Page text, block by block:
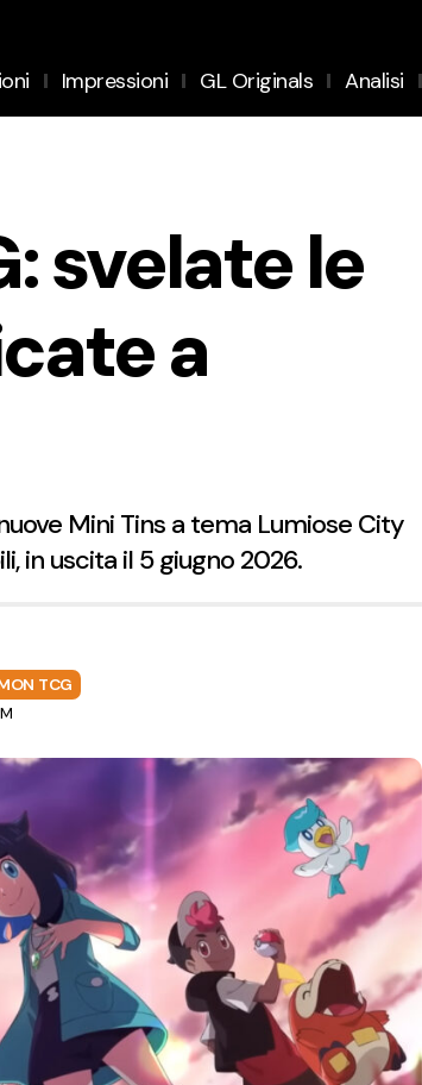
Impressioni GL Originals Analisi
svelate le
a
Mini Tins a tema Lumiose City
in uscita il 5 giugno 2026.
TCG